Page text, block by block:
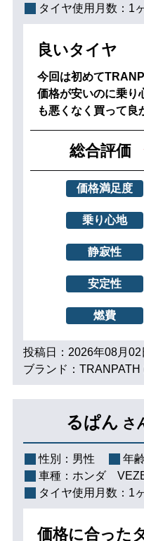
タイヤ使用月数： 1
良いタイヤ
今回は初めて
価格が安いのに乗り
も悪くなく買って良
総合評価
価格満足度
乗り心地
静寂性
安定性
燃費
投稿日：2026年08月02
ブランド：TRANPATH
るぱん さ
性別： 男性 年
車種： ホンダ
タイヤ使用月数： 1
価格に合った